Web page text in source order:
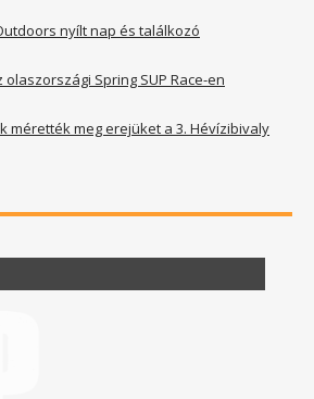
nyílt nap és találkozó
Spring SUP Race-en
mérették meg erejüket a 3. Hévízibivaly